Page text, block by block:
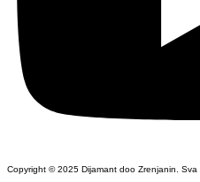
Copyright © 2025 Dijamant doo Zrenjanin. Sva